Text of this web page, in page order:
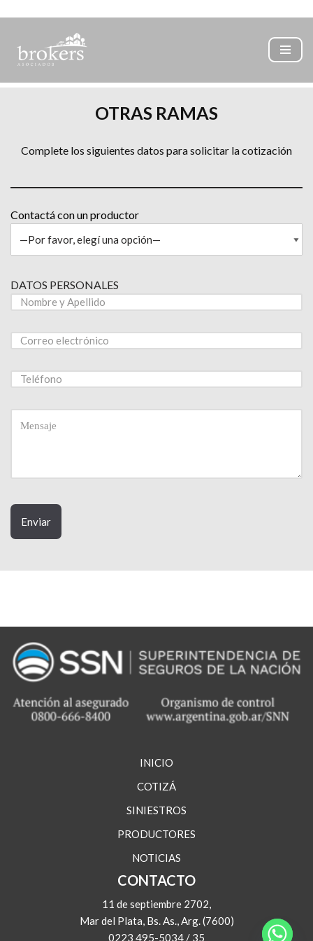
contenido
OTRAS RAMAS
Complete los siguientes datos para solicitar la cotización
Contactá con un productor
DATOS PERSONALES
INICIO
COTIZÁ
SINIESTROS
PRODUCTORES
NOTICIAS
CONTACTO
11 de septiembre 2702,
Mar del Plata, Bs. As., Arg. (7600)
0223 495-5034 / 35